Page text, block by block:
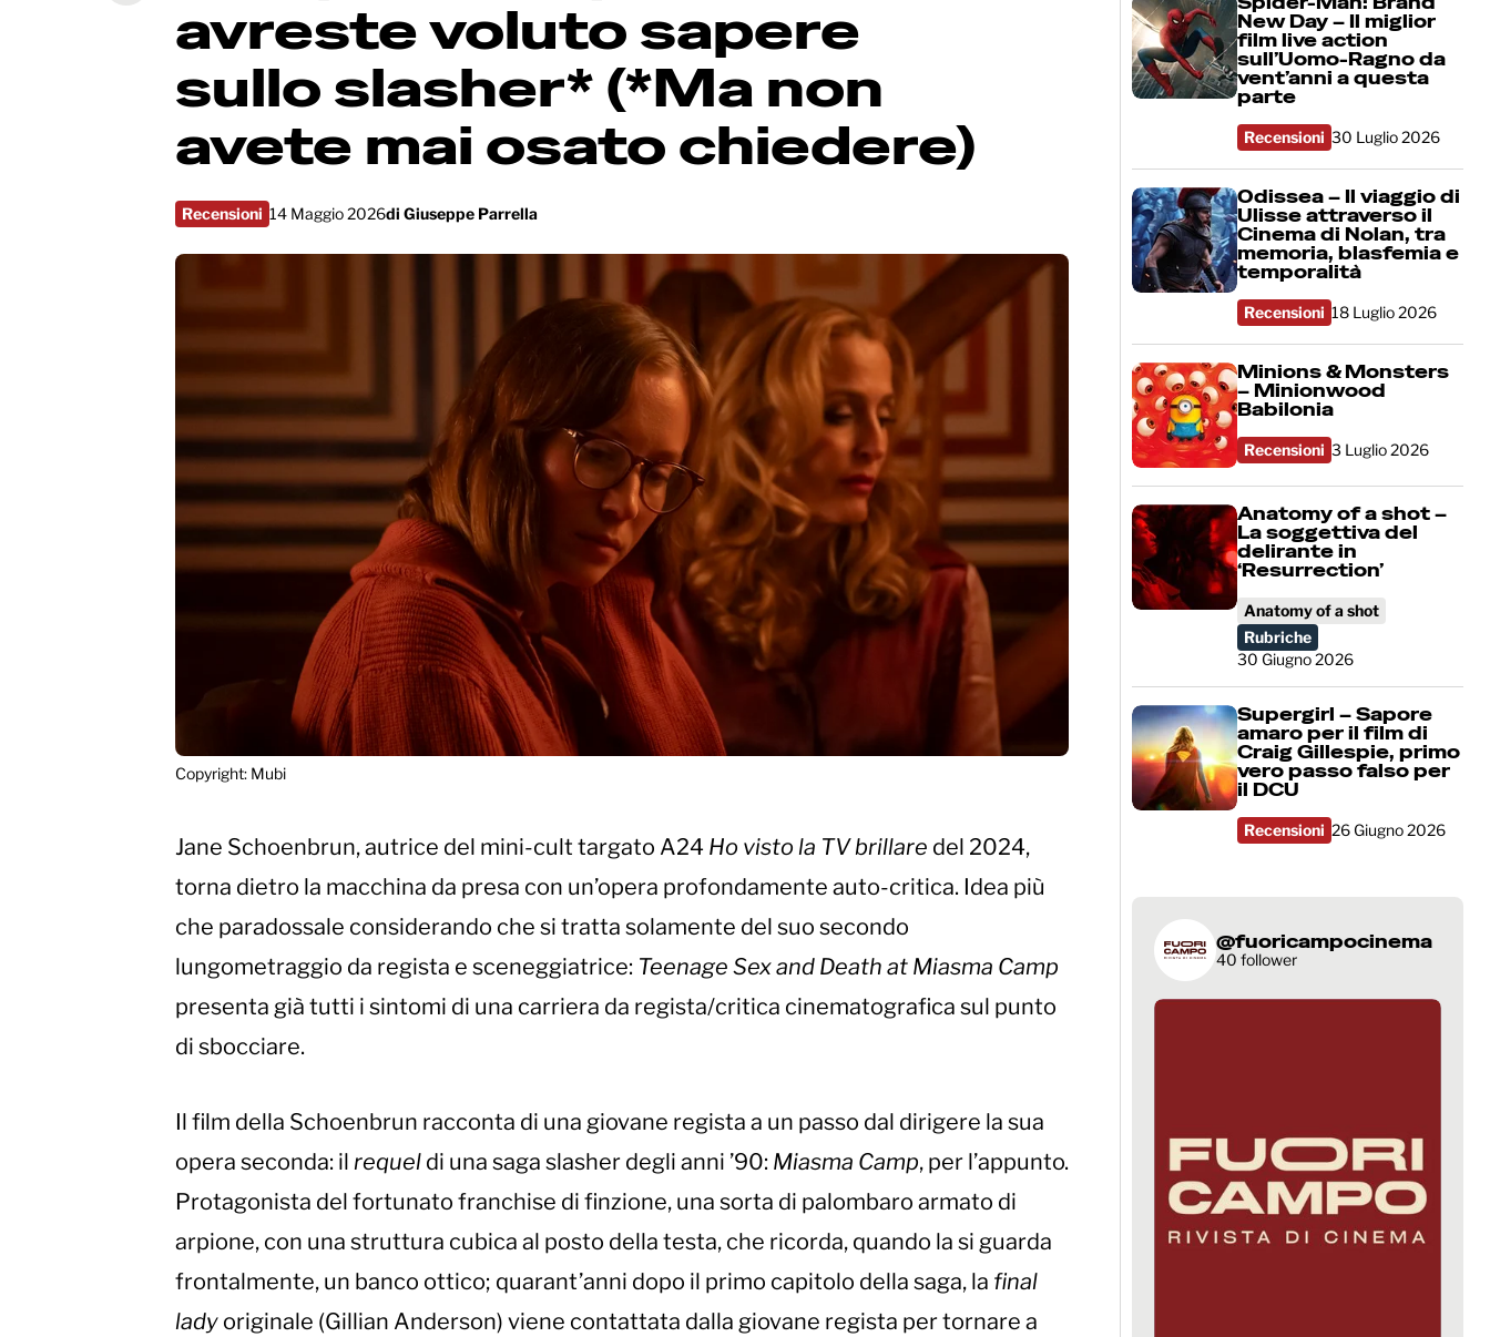
avreste voluto sapere
sullo slasher* (*Ma non
avete mai osato chiedere)
Recensioni 14 Maggio 2026di Giuseppe Parrella
Copyright: Mubi
Jane Schoenbrun, autrice del mini-cult targato A24 Ho visto la TV brillare del 2024,
torna dietro la macchina da presa con un’opera profondamente auto-critica. Idea più
che paradossale considerando che si tratta solamente del suo secondo
lungometraggio da regista e sceneggiatrice: Teenage Sex and Death at Miasma Camp
presenta già tutti i sintomi di una carriera da regista/critica cinematografica sul punto
di sbocciare.
Il film della Schoenbrun racconta di una giovane regista a un passo dal dirigere la sua
opera seconda: il requel di una saga slasher degli anni ’90: Miasma Camp, per l’appunto.
Protagonista del fortunato franchise di finzione, una sorta di palombaro armato di
arpione, con una struttura cubica al posto della testa, che ricorda, quando la si guarda
frontalmente, un banco ottico; quarant’anni dopo il primo capitolo della saga, la final
lady originale (Gillian Anderson) viene contattata dalla giovane regista per tornare a
New Day – Il miglior
film live action
sull’Uomo-Ragno da
vent’anni a questa
parte
Recensioni 30 Luglio 2026
Odissea – Il viaggio di
Ulisse attraverso il
Cinema di Nolan, tra
memoria, blasfemia e
temporalità
Recensioni 18 Luglio 2026
Minions & Monsters
– Minionwood
Babilonia
Recensioni 3 Luglio 2026
Anatomy of a shot –
La soggettiva del
delirante in
‘Resurrection’
Anatomy of a shot
Rubriche
30 Giugno 2026
Supergirl – Sapore
amaro per il film di
Craig Gillespie, primo
vero passo falso per
il DCU
Recensioni 26 Giugno 2026
@fuoricampocinema
40 follower